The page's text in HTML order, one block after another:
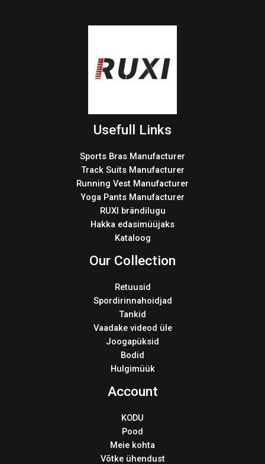
Usefull Links
Sports Bras Manufacturer
Track Suits Manufacturer
Running Vest Manufacturer
Yoga Pants Manufacturer
RUXI brändilugu
Hakka edasimüüjaks
Kataloog
Our Collection
Retuusid
Spordirinnahoidjad
Tankid
Vaadake videod üle
Joogapüksid
Bodid
Hulgimüük
Account
KODU
Pood
Meie kohta
Võtke ühendust